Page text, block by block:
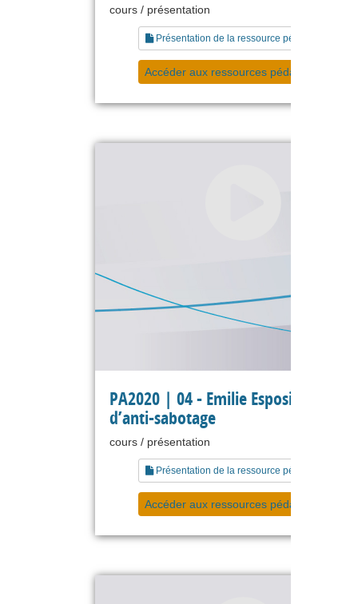
cours / présentation
Présentation de la ressource pédagogique
Accéder aux ressources pédagogiques
PA2020 | 04 - Emilie Esposito -
d’anti-sabotage
cours / présentation
Présentation de la ressource pédagogique
Accéder aux ressources pédagogiques